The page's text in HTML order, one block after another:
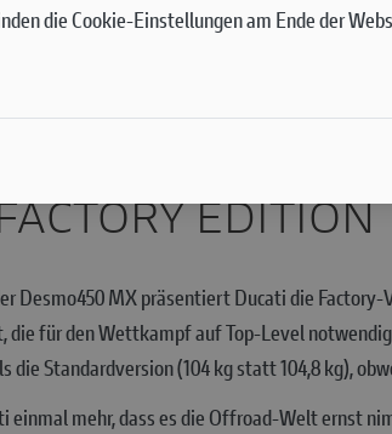
EDITION
Desmo450 MX präsentiert Ducati die
für den Wettkampf auf Top-Level
die Standardversion (104 kg statt 104,8 kg),
mehr, dass es die Offroad-Welt ernst
die Cookie-Einstellungen am Ende der